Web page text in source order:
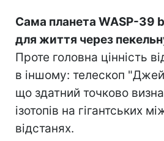
Сама планета WASP-39
для життя через
Проте головна цінність
в іншому: телескоп
що здатний точково
ізотопів на гігантських
відстанях.